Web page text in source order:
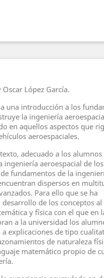
López García.
una introducción a los
la ingeniería
en aquellos aspectos que
aeroespaciales.
adecuado a los alumnos
ingeniería aeroespacial de
fundamentos de la
dispersos en
Para ello que se ha
de los conceptos al
y física con el que en
a la universidad los
explicaciones de tipo
de naturaleza
matemático propio de